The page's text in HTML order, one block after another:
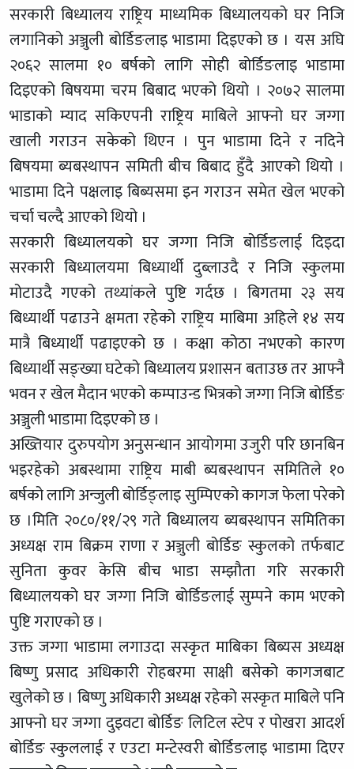
सरकारी बिध्यालय राष्ट्रिय माध्यमिक बिध्यालयको घर निजि
लगानिको अञ्जुली बोर्डिङलाइ भाडामा दिइएको छ । यस अघि
२०६२ सालमा १० बर्षको लागि सोही बोर्डिङलाइ भाडामा
दिइएको बिषयमा चरम बिबाद भएको थियो । २०७२ सालमा
भाडाको म्याद सकिएपनी राष्ट्रिय माबिले आफ्नो घर जग्गा
खाली गराउन सकेको थिएन । पुन भाडामा दिने र नदिने
बिषयमा ब्यबस्थापन समिती बीच बिबाद हुँदै आएको थियो ।
भाडामा दिने पक्षलाइ बिब्यसमा इन गराउन समेत खेल भएको
चर्चा चल्दै आएको थियो ।
सरकारी बिध्यालयको घर जग्गा निजि बोर्डिङलाई दिइदा
सरकारी बिध्यालयमा बिध्यार्थी दुब्लाउदै र निजि स्कुलमा
मोटाउदै गएको तथ्यांकले पुष्टि गर्दछ । बिगतमा २३ सय
बिध्यार्थी पढाउने क्षमता रहेको राष्ट्रिय माबिमा अहिले १४ सय
मात्रै बिध्यार्थी पढाइएको छ । कक्षा कोठा नभएको कारण
बिध्यार्थी सङ्ख्या घटेको बिध्यालय प्रशासन बताउछ तर आफ्नै
भवन र खेल मैदान भएको कम्पाउन्ड भित्रको जग्गा निजि बोर्डिङ
अञ्जुली भाडामा दिइएको छ ।
अख्तियार दुरुपयोग अनुसन्धान आयोगमा उजुरी परि छानबिन
भइरहेको अबस्थामा राष्ट्रिय माबी ब्यबस्थापन समितिले १०
बर्षको लागि अन्जुली बोर्डिङ्लाइ सुम्पिएको कागज फेला परेको
छ ।मिति २०८०/११/२९ गते बिध्यालय ब्यबस्थापन समितिका
अध्यक्ष राम बिक्रम राणा र अञ्जुली बोर्डिङ स्कुलको तर्फबाट
सुनिता कुवर केसि बीच भाडा सम्झौता गरि सरकारी
बिध्यालयको घर जग्गा निजि बोर्डिङलाई सुम्पने काम भएको
पुष्टि गराएको छ ।
उक्त जग्गा भाडामा लगाउदा सस्कृत माबिका बिब्यस अध्यक्ष
बिष्णु प्रसाद अधिकारी रोहबरमा साक्षी बसेको कागजबाट
खुलेको छ । बिष्णु अधिकारी अध्यक्ष रहेको सस्कृत माबिले पनि
आफ्नो घर जग्गा दुइवटा बोर्डिङ लिटिल स्टेप र पोखरा आदर्श
बोर्डिङ स्कुललाई र एउटा मन्टेस्वरी बोर्डिङलाइ भाडामा दिएर